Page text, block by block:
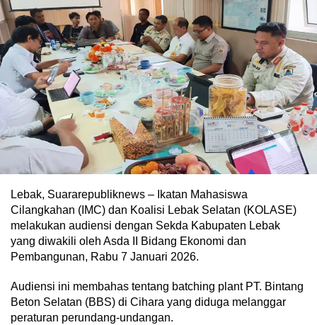
Lebak, Suararepubliknews – Ikatan Mahasiswa
Cilangkahan (IMC) dan Koalisi Lebak Selatan (KOLASE)
melakukan audiensi dengan Sekda Kabupaten Lebak
yang diwakili oleh Asda II Bidang Ekonomi dan
Pembangunan, Rabu 7 Januari 2026.
Audiensi ini membahas tentang batching plant PT. Bintang
Beton Selatan (BBS) di Cihara yang diduga melanggar
peraturan perundang-undangan.